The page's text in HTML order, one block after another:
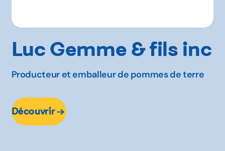
Luc Gemme & fils inc
Producteur et emballeur de pommes de terre
Découvrir